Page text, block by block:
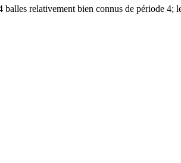
relativement bien connus de période